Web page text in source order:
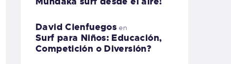
David Cienfuegos en
Surf para Niños: Educación,
Competición o Diversión?